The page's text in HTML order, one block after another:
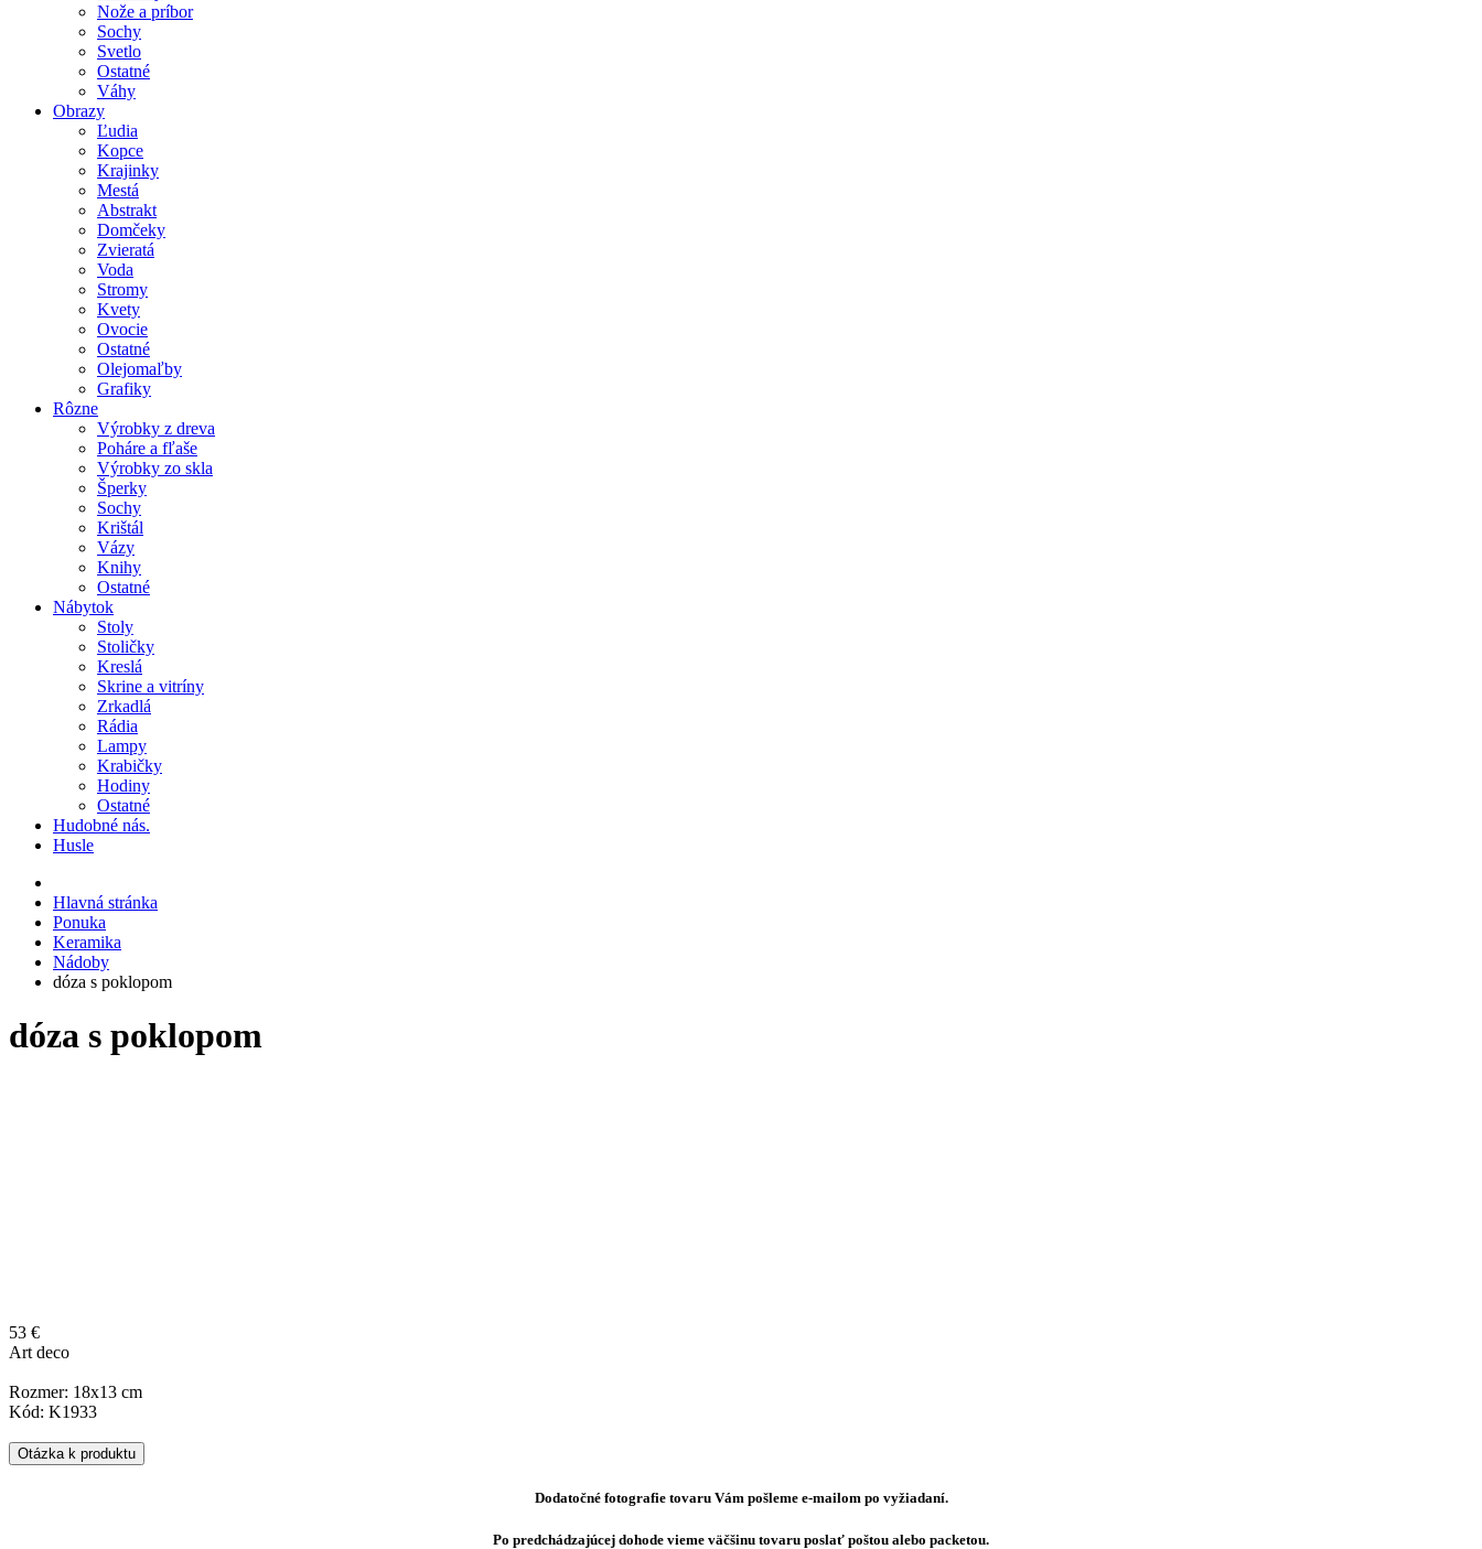
Nože a príbor
Sochy
Svetlo
Ostatné
Váhy
Obrazy
Ľudia
Kopce
Krajinky
Mestá
Abstrakt
Domčeky
Zvieratá
Voda
Stromy
Kvety
Ovocie
Ostatné
Olejomaľby
Grafiky
Rôzne
Výrobky z dreva
Poháre a fľaše
Výrobky zo skla
Šperky
Sochy
Krištál
Vázy
Knihy
Ostatné
Nábytok
Stoly
Stoličky
Kreslá
Skrine a vitríny
Zrkadlá
Rádia
Lampy
Krabičky
Hodiny
Ostatné
Hudobné nás.
Husle
Hlavná stránka
Ponuka
Keramika
Nádoby
dóza s poklopom
dóza s poklopom
53 €
Art deco
Rozmer: 18x13 cm
Kód: K1933
Otázka k produktu
Dodatočné fotografie tovaru Vám pošleme e-mailom po vyžiadaní.
Po predchádzajúcej dohode vieme väčšinu tovaru poslať poštou alebo packetou.